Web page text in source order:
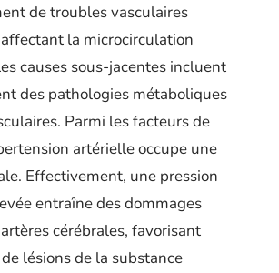
de troubles vasculaires
la microcirculation
causes sous-jacentes incluent
des pathologies métaboliques
Parmi les facteurs de
artérielle occupe une
Effectivement, une pression
entraîne des dommages
cérébrales, favorisant
lésions de la substance